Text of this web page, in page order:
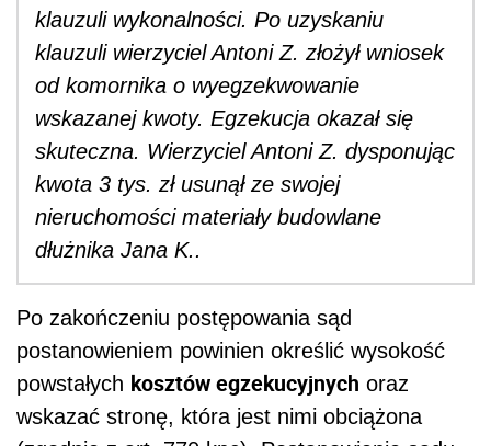
klauzuli wykonalności. Po uzyskaniu
klauzuli wierzyciel Antoni Z. złożył wniosek
od komornika o wyegzekwowanie
wskazanej kwoty. Egzekucja okazał się
skuteczna. Wierzyciel Antoni Z. dysponując
kwota 3 tys. zł usunął ze swojej
nieruchomości materiały budowlane
dłużnika Jana K..
Po zakończeniu postępowania sąd
postanowieniem powinien określić wysokość
powstałych kosztów egzekucyjnych oraz
wskazać stronę, która jest nimi obciążona